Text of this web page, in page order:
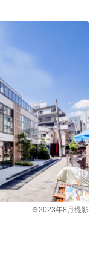
※2023年8月撮影